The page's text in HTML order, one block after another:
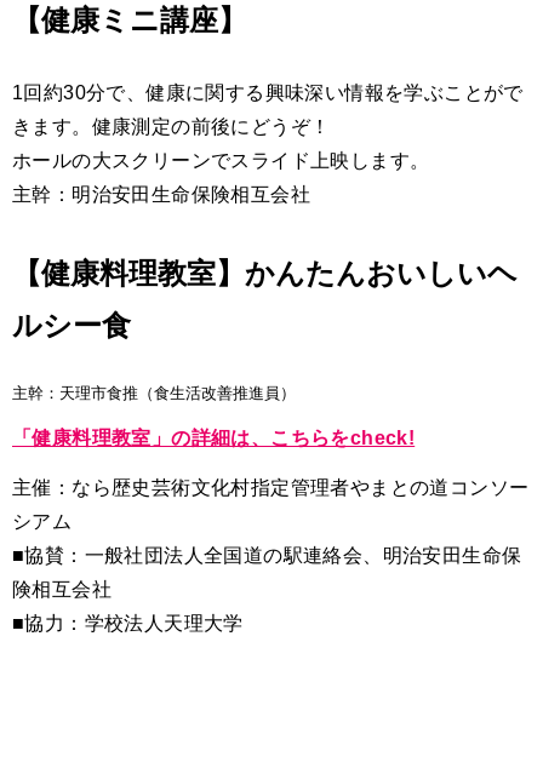
【健康ミニ講座】
1回約30分で、健康に関する興味深い情報を学ぶことがで
きます。健康測定の前後にどうぞ！
ホールの大スクリーンでスライド上映します。
主幹：明治安田生命保険相互会社
【健康料理教室】かんたんおいしいヘ
ルシー食
主幹：天理市食推（食生活改善推進員）
「健康料理教室」の詳細は、こちらをcheck!
主催：なら歴史芸術文化村指定管理者やまとの道コンソー
シアム
■協賛：一般社団法人全国道の駅連絡会、明治安田生命保
険相互会社
■協力：学校法人天理大学